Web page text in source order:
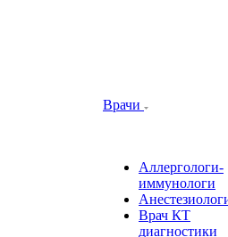
Врачи
Аллергологи-
иммунологи
Врач КТ
диагностики